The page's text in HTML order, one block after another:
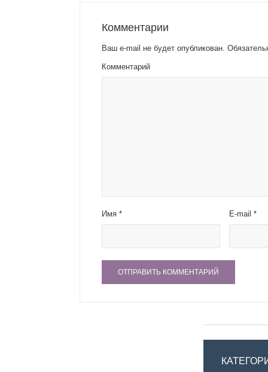
Комментарии
Ваш e-mail не будет опубликован.
Комментарий
Имя * E-mail*